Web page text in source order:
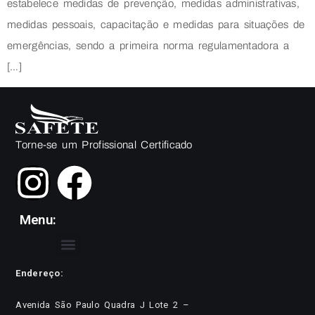
estabelece medidas de prevenção, medidas administrativas,
medidas pessoais, capacitação e medidas para situações de
emergências, sendo a primeira norma regulamentadora a
[…]
Torne-se um Profissional Certificado
Menu:
Endereço:
Avenida São Paulo Quadra J Lote 2 –